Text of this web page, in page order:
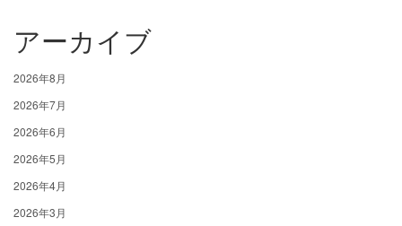
アーカイブ
2026年8月
2026年7月
2026年6月
2026年5月
2026年4月
2026年3月